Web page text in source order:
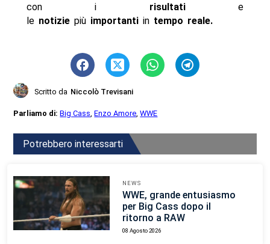
con i risultatie
le notiziepiù importantiin tempo reale.
Scritto da Niccolò Trevisani
Parliamo di:Big Cass ,Enzo Amore ,WWE
Potrebbero interessarti
NEWS
WWE, grande entusiasmo
per Big Cass dopo il
ritorno a RAW
08 Agosto 2026